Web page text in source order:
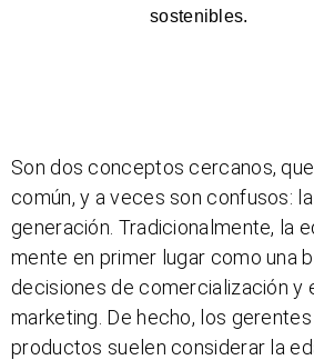
sostenibles.
Son dos conceptos cercanos,
común, y a veces son confusos:
generación. Tradicionalmente, la
mente en primer lugar como una
decisiones de comercialización y
marketing. De hecho, los
productos suelen considerar la